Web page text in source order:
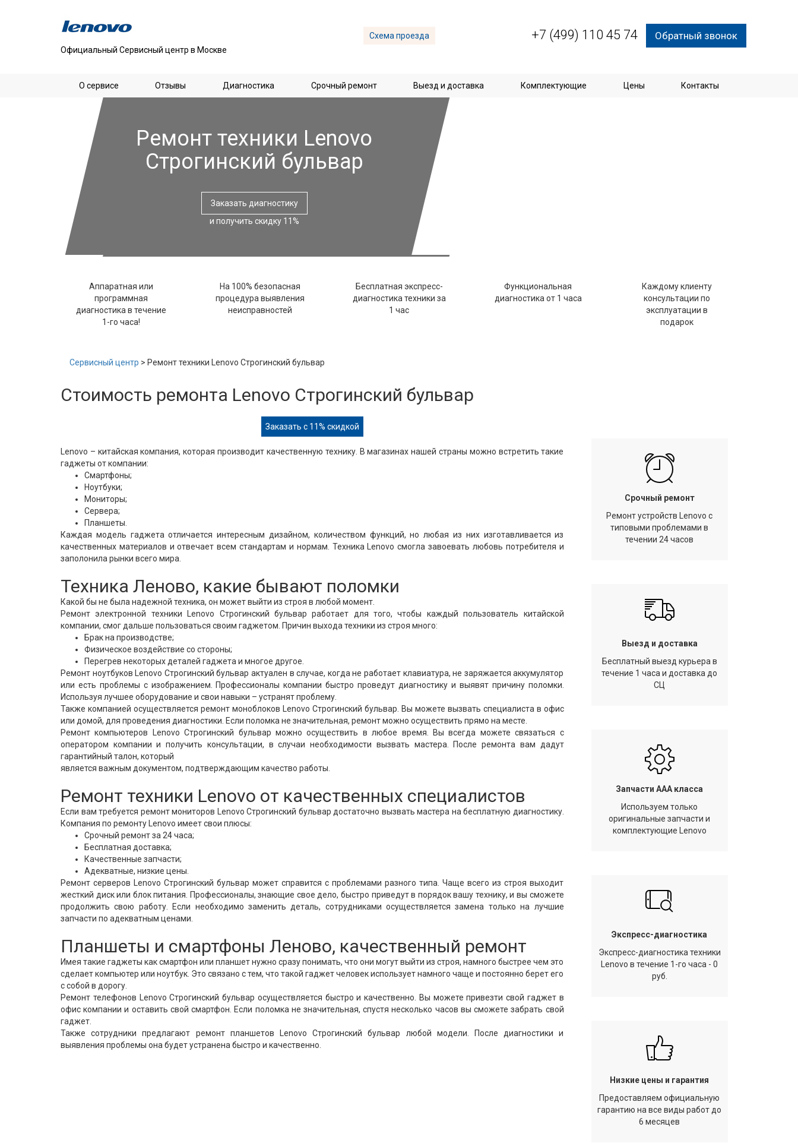
Официальный Сервисный центр в Москве
Схема проезда +7 (499) 110 45 74 Обратный звонок
О сервисе Отзывы Диагностика Срочный ремонт Выезд и доставка Комплектующие Цены Контакты
Ремонт техники Lenovo
Строгинский бульвар
Заказать диагностику
и получить скидку 11%
Аппаратная или
программная
диагностика в течение
1-го часа!
На 100% безопасная
процедура выявления
неисправностей
Бесплатная экспресс-
диагностика техники за
1 час
Функциональная
диагностика от 1 часа
Каждому клиенту
консультации по
эксплуатации в
подарок
Сервисный центр > Ремонт техники Lenovo Строгинский бульвар
Стоимость ремонта Lenovo Строгинский бульвар
Заказать с 11% скидкой
Lenovo – китайская компания, которая производит качественную технику. В магазинах нашей страны можно встретить такие
гаджеты от компании:
Смартфоны;
Ноутбуки;
Мониторы;
Сервера;
Планшеты.
Каждая модель гаджета отличается интересным дизайном, количеством функций, но любая из них изготавливается из
качественных материалов и отвечает всем стандартам и нормам. Техника Lenovo смогла завоевать любовь потребителя и
заполонила рынки всего мира.
Техника Леново, какие бывают поломки
Какой бы не была надежной техника, он может выйти из строя в любой момент.
Ремонт электронной техники Lenovo Строгинский бульвар работает для того, чтобы каждый пользователь китайской
компании, смог дальше пользоваться своим гаджетом. Причин выхода техники из строя много:
Брак на производстве;
Физическое воздействие со стороны;
Перегрев некоторых деталей гаджета и многое другое.
Ремонт ноутбуков Lenovo Строгинский бульвар актуален в случае, когда не работает клавиатура, не заряжается аккумулятор
или есть проблемы с изображением. Профессионалы компании быстро проведут диагностику и выявят причину поломки.
Используя лучшее оборудование и свои навыки – устранят проблему.
Также компанией осуществляется ремонт моноблоков Lenovo Строгинский бульвар. Вы можете вызвать специалиста в офис
или домой, для проведения диагностики. Если поломка не значительная, ремонт можно осуществить прямо на месте.
Ремонт компьютеров Lenovo Строгинский бульвар можно осуществить в любое время. Вы всегда можете связаться с
оператором компании и получить консультации, в случаи необходимости вызвать мастера. После ремонта вам дадут
гарантийный талон, который
является важным документом, подтверждающим качество работы.
Ремонт техники Lenovo от качественных специалистов
Если вам требуется ремонт мониторов Lenovo Строгинский бульвар достаточно вызвать мастера на бесплатную диагностику.
Компания по ремонту Lenovo имеет свои плюсы:
Срочный ремонт за 24 часа;
Бесплатная доставка;
Качественные запчасти;
Адекватные, низкие цены.
Ремонт серверов Lenovo Строгинский бульвар может справится с проблемами разного типа. Чаще всего из строя выходит
жесткий диск или блок питания. Профессионалы, знающие свое дело, быстро приведут в порядок вашу технику, и вы сможете
продолжить свою работу. Если необходимо заменить деталь, сотрудниками осуществляется замена только на лучшие
запчасти по адекватным ценами.
Планшеты и смартфоны Леново, качественный ремонт
Имея такие гаджеты как смартфон или планшет нужно сразу понимать, что они могут выйти из строя, намного быстрее чем это
сделает компьютер или ноутбук. Это связано с тем, что такой гаджет человек использует намного чаще и постоянно берет его
с собой в дорогу.
Ремонт телефонов Lenovo Строгинский бульвар осуществляется быстро и качественно. Вы можете привезти свой гаджет в
офис компании и оставить свой смартфон. Если поломка не значительная, спустя несколько часов вы сможете забрать свой
гаджет.
Также сотрудники предлагают ремонт планшетов Lenovo Строгинский бульвар любой модели. После диагностики и
выявления проблемы она будет устранена быстро и качественно.
Срочный ремонт
Ремонт устройств Lenovo с
типовыми проблемами в
течении 24 часов
Выезд и доставка
Бесплатный выезд курьера в
течение 1 часа и доставка до
СЦ
Запчасти AAA класса
Используем только
оригинальные запчасти и
комплектующие Lenovo
Экспресс-диагностика
Экспресс-диагностика техники
Lenovo в течение 1-го часа - 0
руб.
Низкие цены и гарантия
Предоставляем официальную
гарантию на все виды работ до
6 месяцев